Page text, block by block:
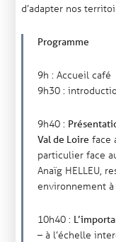
d’adapter nos
Programme
9h : Accueil café
9h30 :
9h40 :
Val de Loire face
particulier face
Anaïg HELLEU,
environnement à
10h40 :
– à l’échelle